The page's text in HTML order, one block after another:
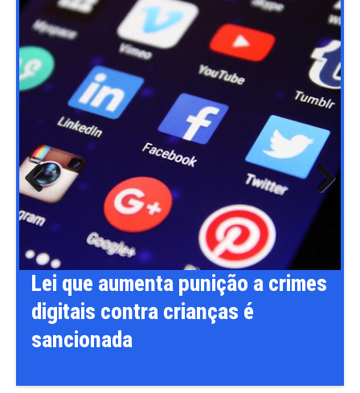
a crimes
Flávio Bolsonaro anuncia
Gaspar, relator da CPI do
como vice na disputa à
Previ
ous
Next